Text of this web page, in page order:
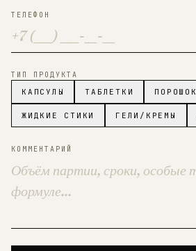
ТЕЛЕФОН
ТИП ПРОДУКТА
КАПСУЛЫ ТАБЛЕТКИ ПОРОШОК
ЖИДКИЕ СТИКИ ГЕЛИ/КРЕМЫ
КОММЕНТАРИЙ